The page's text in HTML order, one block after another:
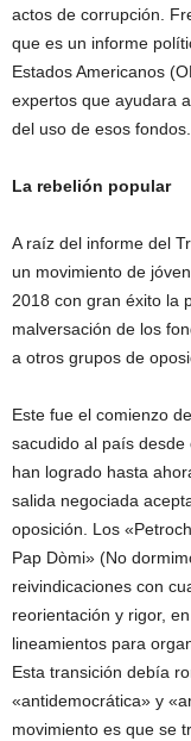
actos de corrupción.
que es un informe
Estados Americanos
expertos que ayudara
del uso de esos fondos.
La rebelión popular
A raíz del informe del
un movimiento de
2018 con gran éxito la
malversación de los
a otros grupos de
Este fue el comienzo
sacudido al país
han logrado hasta
salida negociada
oposición. Los
Pap Dòmi» (No
reivindicaciones con
reorientación y rigor,
lineamientos para
Esta transición debía
«antidemocrática» y
movimiento es que se